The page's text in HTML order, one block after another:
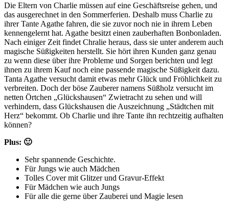
Die Eltern von Charlie müssen auf eine Geschäftsreise gehen, und
das ausgerechnet in den Sommerferien. Deshalb muss Charlie zu
ihrer Tante Agathe fahren, die sie zuvor noch nie in ihrem Leben
kennengelernt hat. Agathe besitzt einen zauberhaften Bonbonladen.
Nach einiger Zeit findet Chralie heraus, dass sie unter anderem auch
magische Süßigkeiten herstellt. Sie hört ihren Kunden ganz genau
zu wenn diese über ihre Probleme und Sorgen berichten und legt
ihnen zu ihrem Kauf noch eine passende magische Süßigkeit dazu.
Tanta Agathe versucht damit etwas mehr Glück und Fröhlichkeit zu
verbreiten. Doch der böse Zauberer namens Süßholz versucht im
netten Örtchen „Glückshausen“ Zwietracht zu sehen und will
verhindern, dass Glückshausen die Auszeichnung „Städtchen mit
Herz“ bekommt. Ob Charlie und ihre Tante ihn rechtzeitig aufhalten
können?
Plus: 🙂
Sehr spannende Geschichte.
Für Jungs wie auch Mädchen
Tolles Cover mit Glitzer und Gravur-Effekt
Für Mädchen wie auch Jungs
Für alle die gerne über Zauberei und Magie lesen